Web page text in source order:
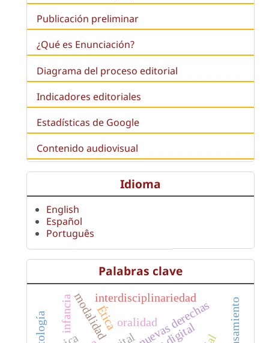
Publicación preliminar
¿Qué es Enunciación?
Diagrama del proceso editorial
Indicadores editoriales
Estadísticas de Google
Contenido audiovisual
Idioma
English
Español
Português
Palabras clave
modalidad nuevas derechas
interdisciplinariedad
oralidad
infancia Ética